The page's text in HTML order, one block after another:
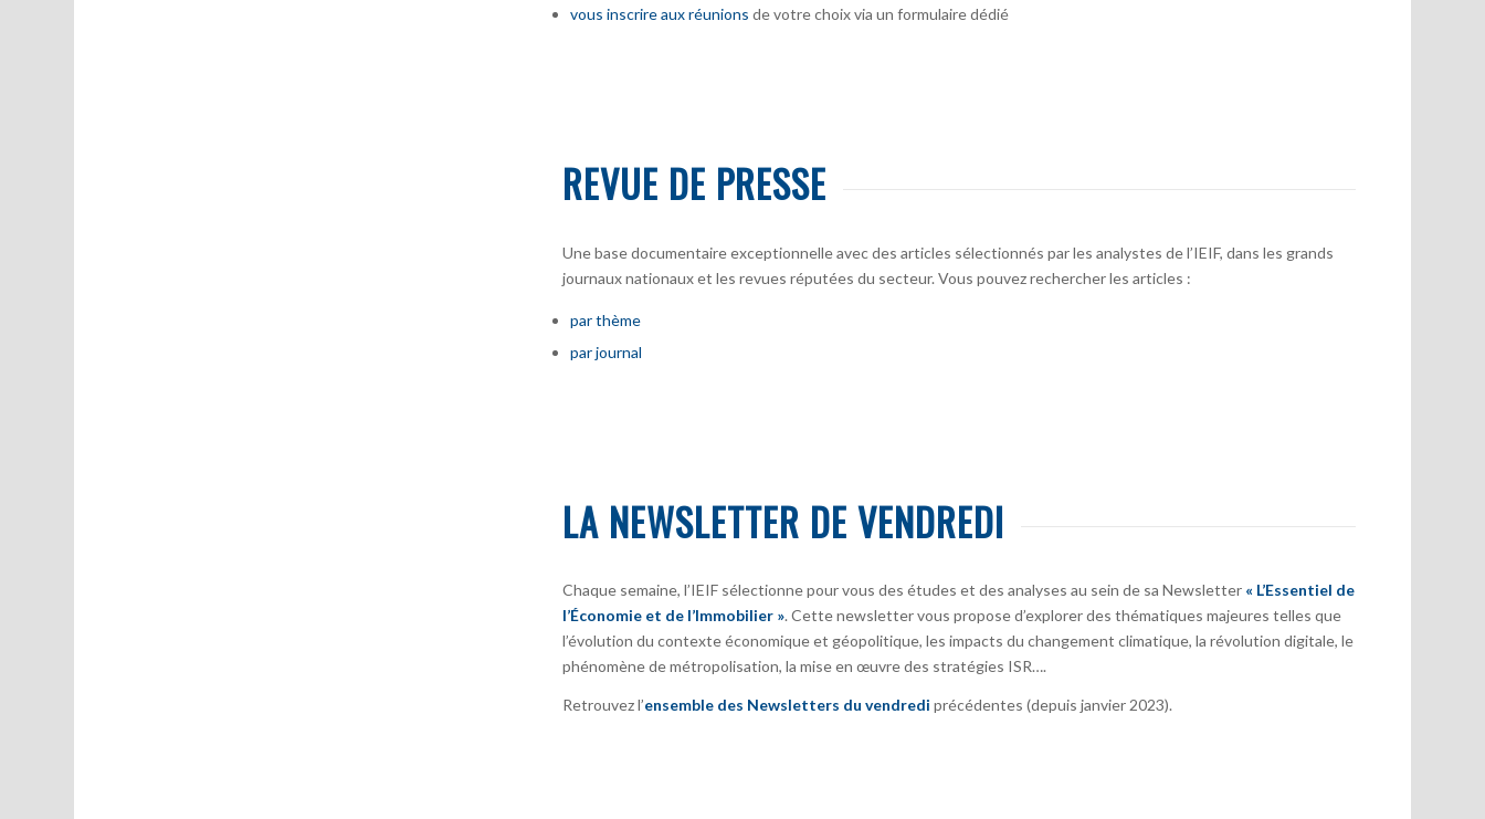
vous inscrireaux réunions de votre choix via un formulaire dédié
REVUE DE PRESSE
Une base documentaire exceptionnelle avec des articles sélectionnés par les analystes de l’IEIF, dans les grands
journaux nationaux et les revues réputées du secteur. Vous pouvez rechercher les articles :
par thème
par journal
LA NEWSLETTER DE VENDREDI
Chaque semaine, l’IEIF sélectionne pour vous des études et des analyses au sein de sa Newsletter « L’Essentiel de
l’Économie et de l’Immobilier ». Cette newsletter vous propose d’explorer des thématiques majeures telles que
l’évolution du contexte économique et géopolitique, les impacts du changement climatique, la révolution digitale, le
phénomène de métropolisation, la mise en œuvre des stratégies ISR….
Retrouvez l’ensemble des Newsletters du vendredi précédentes (depuis janvier 2023).